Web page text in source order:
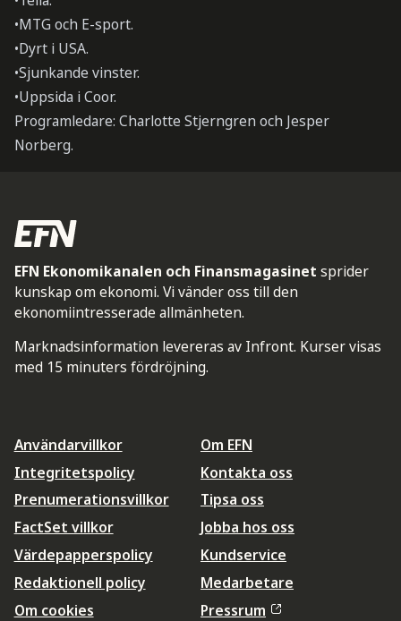
•MTG och E-sport.
•Dyrt i USA.
•Sjunkande vinster.
•Uppsida i Coor.
Programledare: Charlotte Stjerngren och Jesper
Norberg.
EFN Ekonomikanalen och Finansmagasinet sprider
kunskap om ekonomi. Vi vänder oss till den
ekonomiintresserade allmänheten.
Marknadsinformation levereras av Infront. Kurser visas
med 15 minuters fördröjning.
Användarvillkor
Integritetspolicy
Prenumerationsvillkor
FactSet villkor
Värdepapperspolicy
Redaktionell policy
Om cookies
Om EFN
Kontakta oss
Tipsa oss
Jobba hos oss
Kundservice
Medarbetare
Pressrum